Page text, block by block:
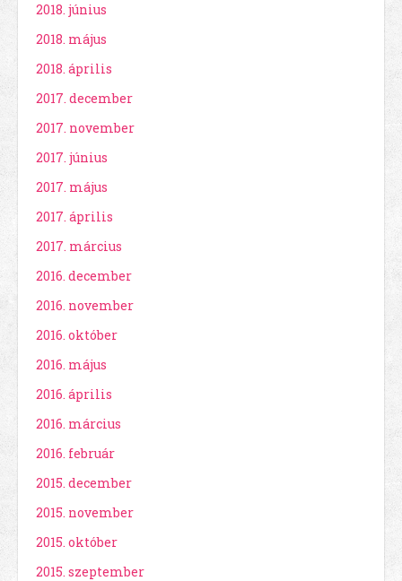
2018. június
2018. május
2018. április
2017. december
2017. november
2017. június
2017. május
2017. április
2017. március
2016. december
2016. november
2016. október
2016. május
2016. április
2016. március
2016. február
2015. december
2015. november
2015. október
2015. szeptember